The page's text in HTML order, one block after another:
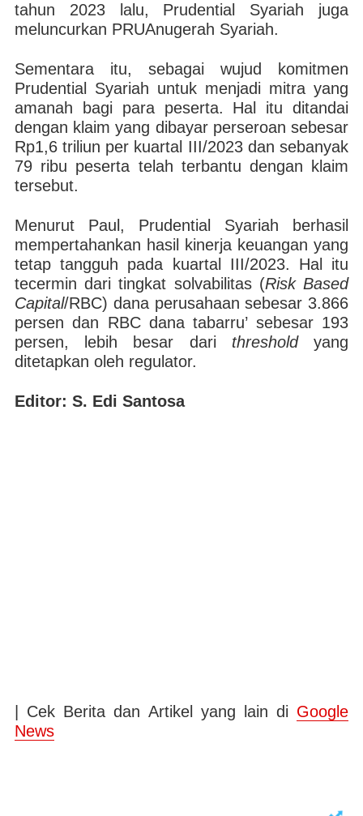
tahun 2023 lalu, Prudential Syariah juga
meluncurkan PRUAnugerah Syariah.
Sementara itu, sebagai wujud komitmen
Prudential Syariah untuk menjadi mitra yang
amanah bagi para peserta. Hal itu ditandai
dengan klaim yang dibayar perseroan sebesar
Rp1,6 triliun per kuartal III/2023 dan sebanyak
79 ribu peserta telah terbantu dengan klaim
tersebut.
Menurut Paul, Prudential Syariah berhasil
mempertahankan hasil kinerja keuangan yang
tetap tangguh pada kuartal III/2023. Hal itu
tecermin dari tingkat solvabilitas (Risk Based
Capital/RBC) dana perusahaan sebesar 3.866
persen dan RBC dana tabarru’ sebesar 193
persen, lebih besar dari thresholdyang
ditetapkan oleh regulator.
Editor: S. Edi Santosa
| Cek Berita dan Artikel yang lain di Google
News